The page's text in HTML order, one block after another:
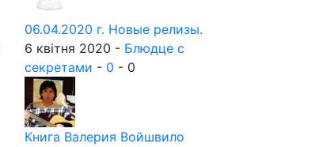
06.04.2020 г. Новые релизы.
6 квітня 2020 - Блюдце с
секретами - 0 - 0
Книга Валерия Войшвило